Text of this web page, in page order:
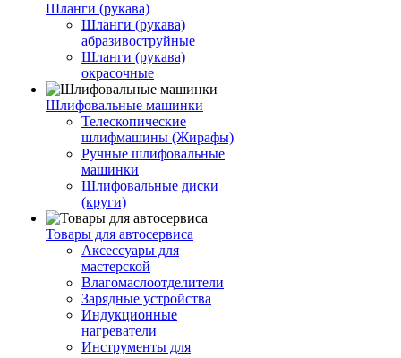
Шланги (рукава)
Шланги (рукава)
абразивоструйные
Шланги (рукава)
окрасочные
Шлифовальные машинки
Телескопические
шлифмашины (Жирафы)
Ручные шлифовальные
машинки
Шлифовальные диски
(круги)
Товары для автосервиса
Аксессуары для
мастерской
Влагомаслоотделители
Зарядные устройства
Индукционные
нагреватели
Инструменты для